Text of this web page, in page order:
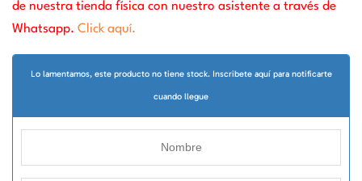
de nuestra tienda física con nuestro asistente a través de
Whatsapp. Click aquí.
Lo lamentamos, este producto no tiene stock. Inscribete aquí para notificarte
cuando llegue